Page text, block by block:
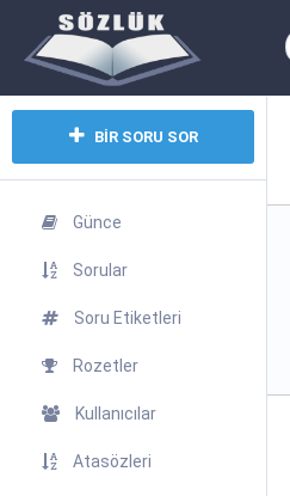
BİR SORU SOR
Günce
Sorular
Soru Etiketleri
Rozetler
Kullanıcılar
Atasözleri